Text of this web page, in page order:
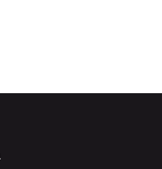
10:00 tot 17.00 uur.
08 90 of kijk ook op